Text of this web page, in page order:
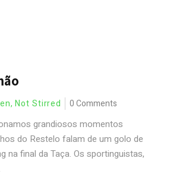
Not Stirred 0 Comments
grandiosos momentos
do Restelo falam de um golo de
na final da Taça. Os sportinguistas,